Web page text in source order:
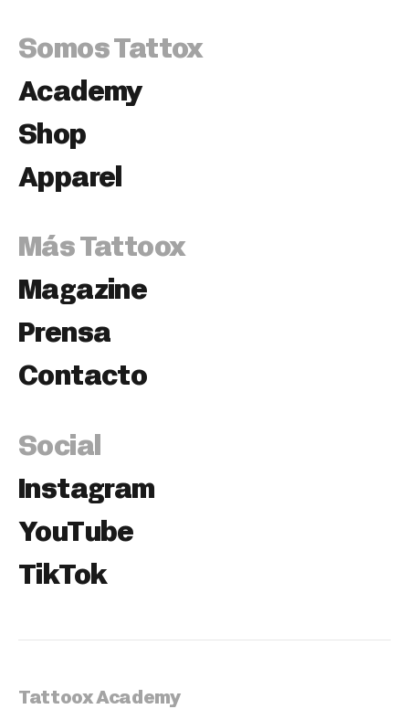
Somos Tattox
Academy
Shop
Apparel
Más Tattoox
Magazine
Prensa
Contacto
Social
Instagram
YouTube
TikTok
Tattoox Academy